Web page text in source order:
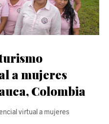
a mujeres
Colombia
virtual a mujeres